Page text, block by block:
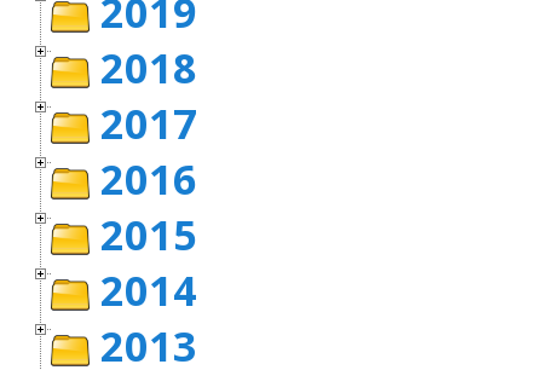
2019
2018
2017
2016
2015
2014
2013